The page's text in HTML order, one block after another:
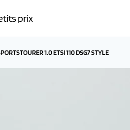
prix
1.0 ETSI 110 DSG7 STYLE